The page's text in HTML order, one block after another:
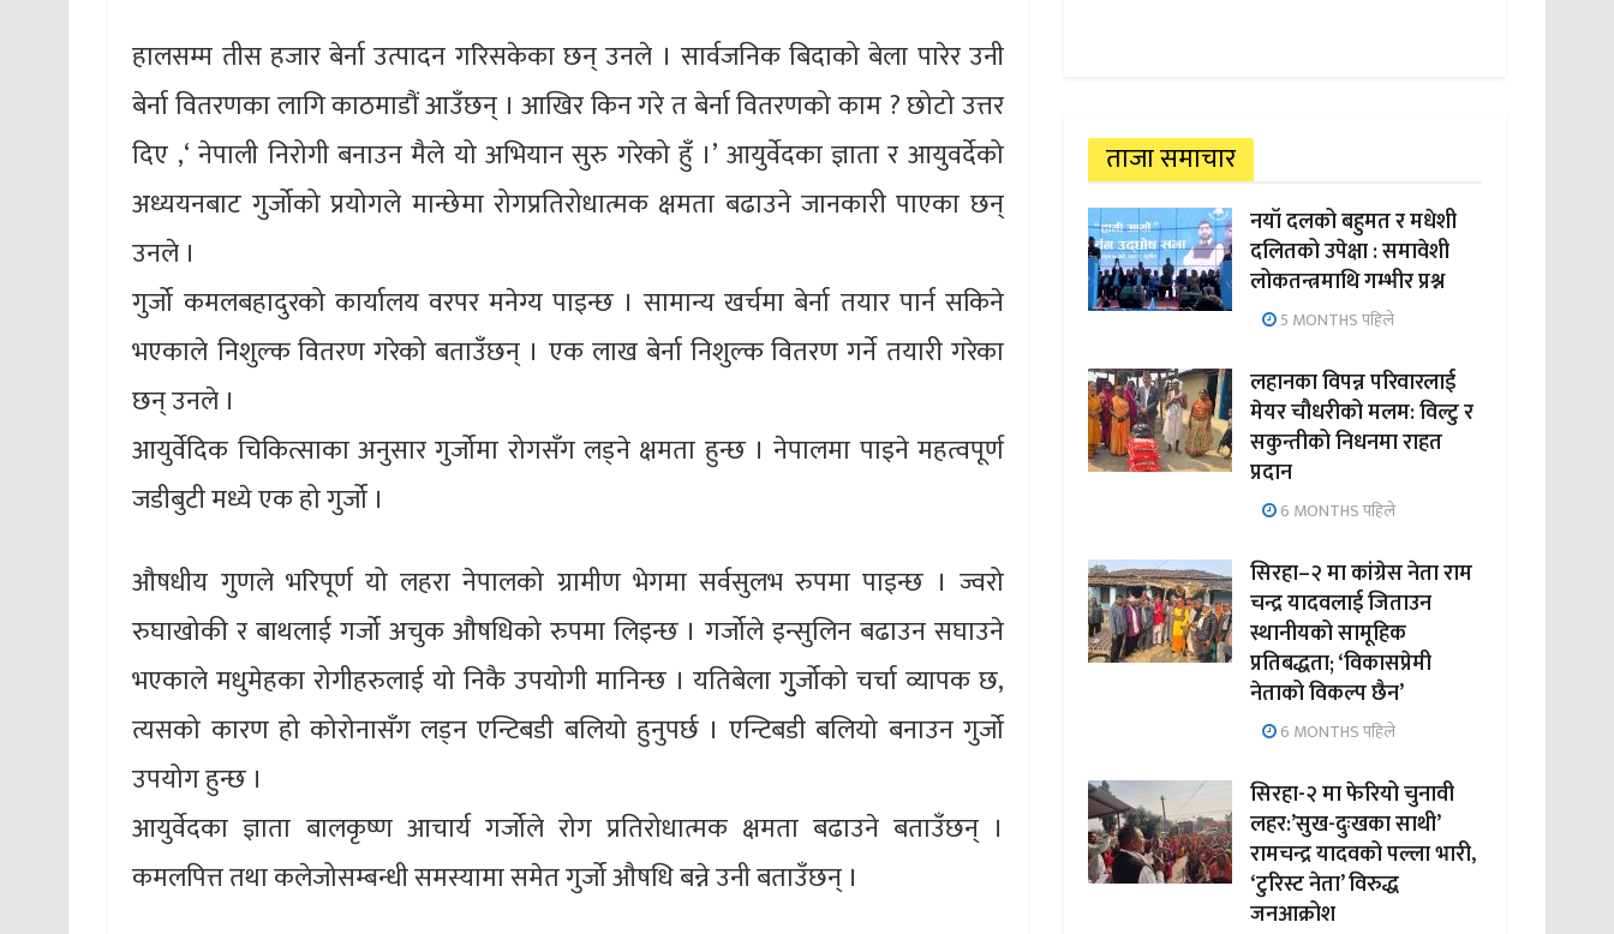
हालसम्म तीस हजार बेर्ना उत्पादन गरिसकेका छन् उनले । सार्वजनिक बिदाको बेला पारेर उनी
बेर्ना वितरणका लागि काठमाडौं आउँछन् । आखिर किन गरे त बेर्ना वितरणको काम ? छोटो उत्तर
दिए ,‘ नेपाली निरोगी बनाउन मैले यो अभियान सुरु गरेको हुँ ।’ आयुर्वेदका ज्ञाता र आयुवर्देको
अध्ययनबाट गुर्जोको प्रयोगले मान्छेमा रोगप्रतिरोधात्मक क्षमता बढाउने जानकारी पाएका छन्
उनले ।
गुर्जो कमलबहादुरको कार्यालय वरपर मनेग्य पाइन्छ । सामान्य खर्चमा बेर्ना तयार पार्न सकिने
भएकाले निशुल्क वितरण गरेको बताउँछन् । एक लाख बेर्ना निशुल्क वितरण गर्ने तयारी गरेका
छन् उनले ।
आयुर्वेदिक चिकित्साका अनुसार गुर्जोमा रोगसँग लड्ने क्षमता हुन्छ । नेपालमा पाइने महत्वपूर्ण
जडीबुटी मध्ये एक हो गुर्जो ।
औषधीय गुणले भरिपूर्ण यो लहरा नेपालको ग्रामीण भेगमा सर्वसुलभ रुपमा पाइन्छ । ज्वरो
रुघाखोकी र बाथलाई गर्जो अचुक औषधिको रुपमा लिइन्छ । गर्जोले इन्सुलिन बढाउन सघाउने
भएकाले मधुमेहका रोगीहरुलाई यो निकै उपयोगी मानिन्छ । यतिबेला गुुर्जोको चर्चा व्यापक छ,
त्यसको कारण हो कोरोनासँग लड्न एन्टिबडी बलियो हुनुपर्छ । एन्टिबडी बलियो बनाउन गुर्जो
उपयोग हुन्छ ।
आयुर्वेदका ज्ञाता बालकृष्ण आचार्य गर्जोले रोग प्रतिरोधात्मक क्षमता बढाउने बताउँछन् ।
कमलपित्त तथा कलेजोसम्बन्धी समस्यामा समेत गुर्जो औषधि बन्ने उनी बताउँछन् ।
ताजा समाचार
नयाँ दलको बहुमत र मधेशी
दलितको उपेक्षा : समावेशी
लोकतन्त्रमाथि गम्भीर प्रश्न
5 MONTHS पहिले
लहानका विपन्न परिवारलाई
मेयर चौधरीको मलम: विल्टु र
सकुन्तीको निधनमा राहत
प्रदान
6 MONTHS पहिले
सिरहा–२ मा कांग्रेस नेता राम
चन्द्र यादवलाई जिताउन
स्थानीयको सामूहिक
प्रतिबद्धता; ‘विकासप्रेमी
नेताको विकल्प छैन’
6 MONTHS पहिले
सिरहा-२ मा फेरियो चुनावी
लहर:’सुख-दुःखका साथी’
रामचन्द्र यादवको पल्ला भारी,
‘टुरिस्ट नेता’ विरुद्ध
जनआक्रोश